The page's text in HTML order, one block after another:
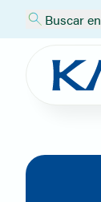
Buscar en